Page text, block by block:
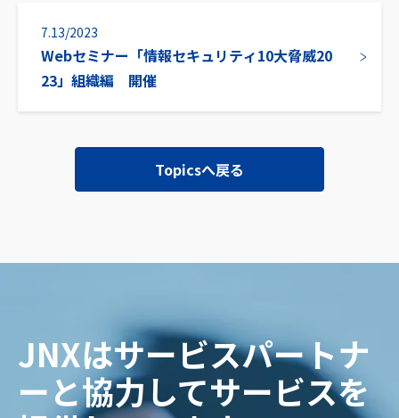
7.13/2023
Webセミナー「情報セキュリティ10大脅威20
23」組織編 開催
Topicsへ戻る
JNXはサービスパートナ
ーと協力してサービスを